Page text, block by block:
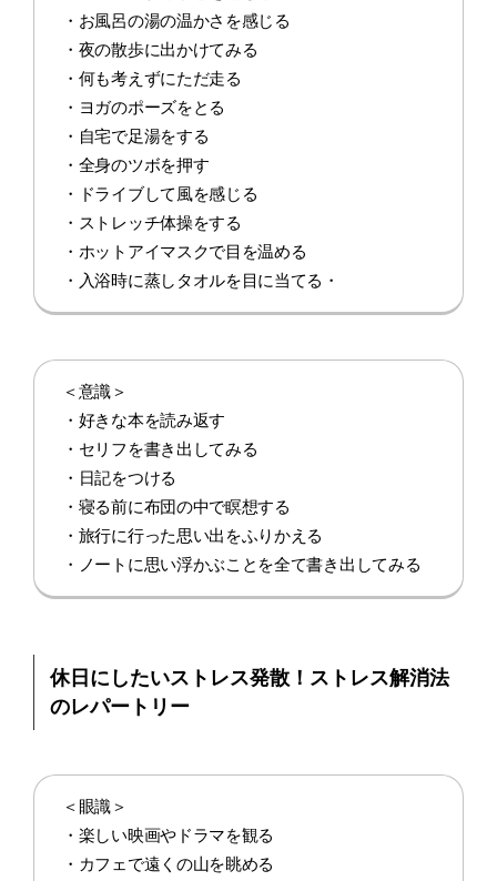
・お風呂の湯の温かさを感じる
・夜の散歩に出かけてみる
・何も考えずにただ走る
・ヨガのポーズをとる
・自宅で足湯をする
・全身のツボを押す
・ドライブして風を感じる
・ストレッチ体操をする
・ホットアイマスクで目を温める
・入浴時に蒸しタオルを目に当てる・
＜意識＞
・好きな本を読み返す
・セリフを書き出してみる
・日記をつける
・寝る前に布団の中で瞑想する
・旅行に行った思い出をふりかえる
・ノートに思い浮かぶことを全て書き出してみる
休日にしたいストレス発散！ストレス解消法
のレパートリー
＜眼識＞
・楽しい映画やドラマを観る
・カフェで遠くの山を眺める